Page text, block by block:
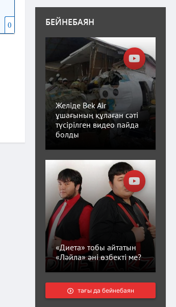
0 БЕЙНЕБАЯН
Желіде Bek Air
ұшағының құлаған сәті
түсірілген видео пайда
болды
«Диета» тобы айтатын
«Ләйла» әні өзбекті ме?
тағы да бейнебаян